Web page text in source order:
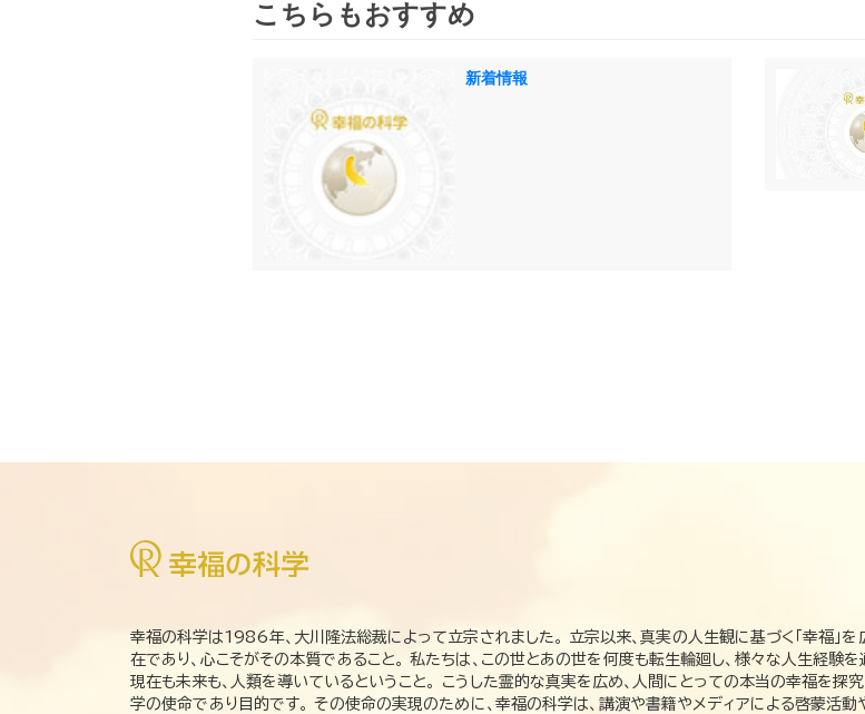
こちらもおすすめ
新着情報
幸福の科学は1986年、大川隆法総裁によって立宗されました。 立宗以来、真実の人生観に基づく「幸福」
在であり、心こそがその本質であること。 私たちは、この世とあの世を何度も転生輪廻し、様々な人生経験
現在も未来も、人類を導いているということ。 こうした霊的な真実を広め、人間にとっての本当の幸福を探
学の使命であり目的です。 その使命の実現のために、幸福の科学は、講演や書籍やメディアによる啓蒙活